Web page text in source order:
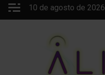
Saltar
10 de agosto de 2026